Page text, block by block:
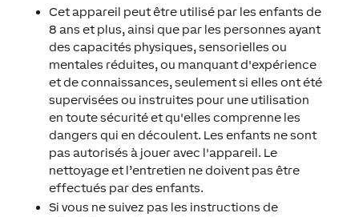
Cet appareil peut être utilisé par les enfants de
8 ans et plus, ainsi que par les personnes ayant
des capacités physiques, sensorielles ou
mentales réduites, ou manquant d'expérience
et de connaissances, seulement si elles ont été
supervisées ou instruites pour une utilisation
en toute sécurité et qu'elles comprenne les
dangers qui en découlent. Les enfants ne sont
pas autorisés à jouer avec l'appareil. Le
nettoyage et l’entretien ne doivent pas être
effectués par des enfants.
Si vous ne suivez pas les instructions de